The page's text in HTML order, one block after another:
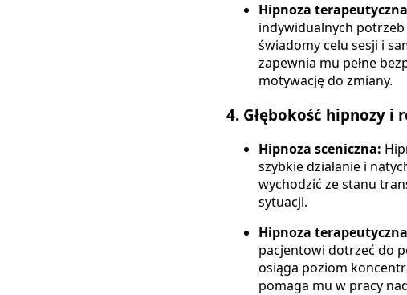
Hipnoza
indywidualnych
świadomy celu sesji i
zapewnia mu pełne
motywację do zmiany.
4. Głębokość hipnozy i
Hipnoza sceniczna:
szybkie działanie i
wychodzić ze stanu
sytuacji.
Hipnoza
pacjentowi dotrzeć do
osiąga poziom
pomaga mu w pracy